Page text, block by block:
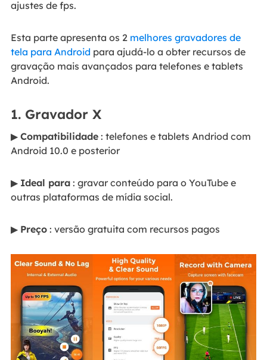
ajustes de fps.
Esta parte apresenta os 2 melhores gravadores de
tela para Android para ajudá-lo a obter recursos de
gravação mais avançados para telefones e tablets
Android.
1. Gravador X
▶ Compatibilidade: telefones e tablets Andriod com
Android 10.0 e posterior
▶ Ideal para: gravar conteúdo para o YouTube e
outras plataformas de mídia social.
▶ Preço: versão gratuita com recursos pagos